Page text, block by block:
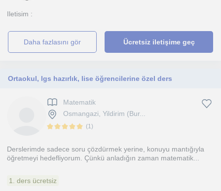
Iletisim :
daha fazlasını gör Ücretsiz iletişime geç
Ortaokul, lgs hazırlık, lise öğrencilerine özel ders
Matematik
Osmangazi, Yildirim (Bur...
(1)
Derslerimde sadece soru çözdürmek yerine, konuyu mantığıyla
öğretmeyi hedefliyorum. Çünkü anladığın zaman matematik...
1. ders ücretsiz